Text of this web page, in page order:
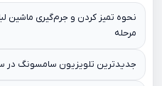
نحوه تمیز کردن و جرم‌گیری ماشین
مرحله
جدیدترین تلویزیون سامسونگ در سال